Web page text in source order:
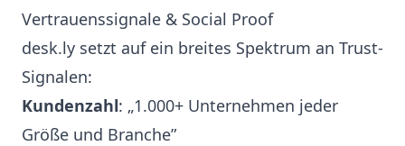
Vertrauenssignale & Social Proof
desk.ly setzt auf ein breites Spektrum an Trust-
Signalen:
Kundenzahl: „1.000+ Unternehmen jeder
Größe und Branche”